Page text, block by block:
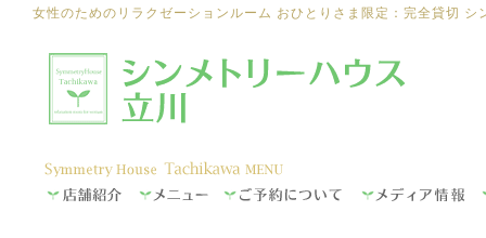
女性のためのリラクゼーションルーム おひとりさま限定：完全貸切 シ